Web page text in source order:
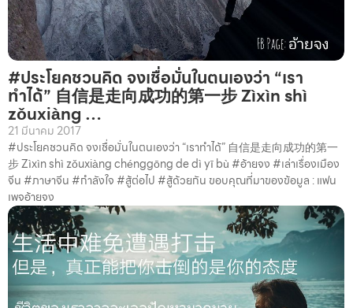
#ประโยคชวนคิด จงเชื่อมั่นในตนเองว่า “เรา
ทำได้” 自信是走向成功的第一步 Zìxìn shì
zǒuxiàng …
21 มีนาคม 2017
#ประโยคชวนคิด จงเชื่อมั่นในตนเองว่า “เราทำได้” 自信是走向成功的第一
步 Zìxìn shì zǒuxiàng chénggōng de dì yī bù #อ้ายจง #เล่าเรื่องเมือง
จีน #ภาษาจีน #กำลังใจ #สู้ต่อไป #สู้ด้วยกัน ขอบคุณที่มาของข้อมูล : แฟน
เพจอ้ายจง